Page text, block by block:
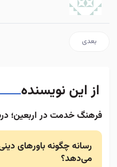
مطلب بعدی: مراسم -نهج البلاغه
بعدی
از این نویسنده
فرهنگ خدمت در اربعین؛
رسانه چگونه باورهای
می‌دهد؟